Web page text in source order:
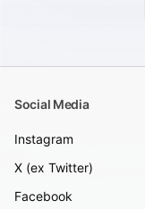
Social Media
Instagram
X (ex Twitter)
Facebook